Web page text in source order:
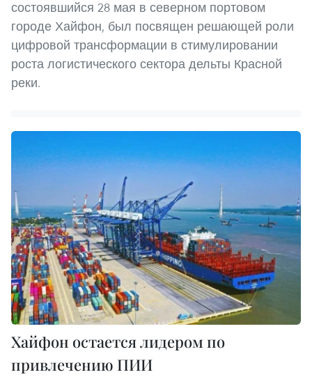
состоявшийся 28 мая в северном портовом
городе Хайфон, был посвящен решающей роли
цифровой трансформации в стимулировании
роста логистического сектора дельты Красной
реки.
Хайфон остается лидером по
привлечению ПИИ